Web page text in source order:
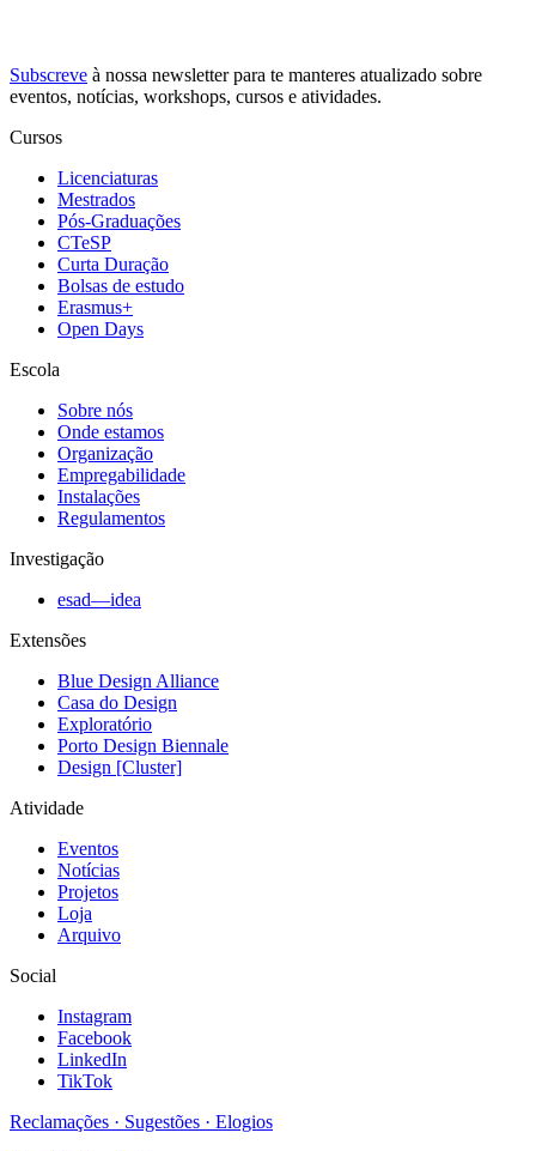
Subscreve à nossa newsletterpara te manteres atualizado sobre
eventos, notícias, workshops, cursos e atividades.
Cursos
Licenciaturas
Mestrados
Pós-Graduações
CTeSP
Curta Duração
Bolsas de estudo
Erasmus+
Open Days
Escola
Sobre nós
Onde estamos
Organização
Empregabilidade
Instalações
Regulamentos
Investigação
esad—idea
Extensões
Blue Design Alliance
Casa do Design
Exploratório
Porto Design Biennale
Design [Cluster]
Atividade
Eventos
Notícias
Projetos
Loja
Arquivo
Social
Instagram
Facebook
LinkedIn
TikTok
Reclamações · Sugestões · Elogios